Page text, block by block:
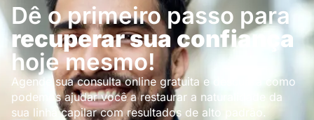
Dê o primeiro passo para
recuperar sua confiança
hoje mesmo!
Agende sua consulta online gratuita e descubra como
podemos ajudar você a restaurar a naturalidade da
sua linha capilar com resultados de alto padrão.